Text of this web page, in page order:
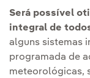
Será possível
integral de
alguns sistemas
programada de
meteorológicas,